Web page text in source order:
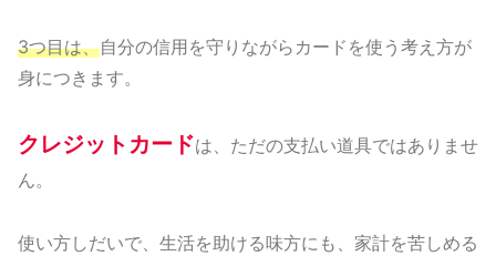
3つ目は、自分の信用を守りながらカードを使う考え方が
身につきます。
クレジットカードは、ただの支払い道具ではありませ
ん。
使い方しだいで、生活を助ける味方にも、家計を苦しめる